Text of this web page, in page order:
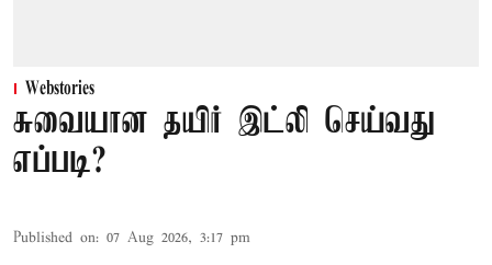
Webstories
சுவையான தயிர் இட்லி செய்வது
எப்படி?
Published on: 07 Aug 2026, 3:17 pm